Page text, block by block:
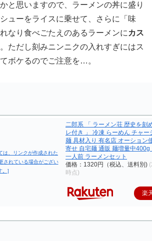
と思いますので、ラーメンの丼に盛り
ューをライスに乗せて、さらに「味
なり食べごたえのあるラーメンに カス
ただし刻みニンニクの入れすぎにはス
ボケるのでご注意を…。
二郎系 「 ラーメン荘 歴史を刻
レ付き 」 冷凍 らーめん チャー
麺 具材入り 有名店 オーション
寄せ 自宅麺 通販 麺増量中400g
一人前 ラーメンセット
価格：1320円（税込、送料別)
時点)
楽